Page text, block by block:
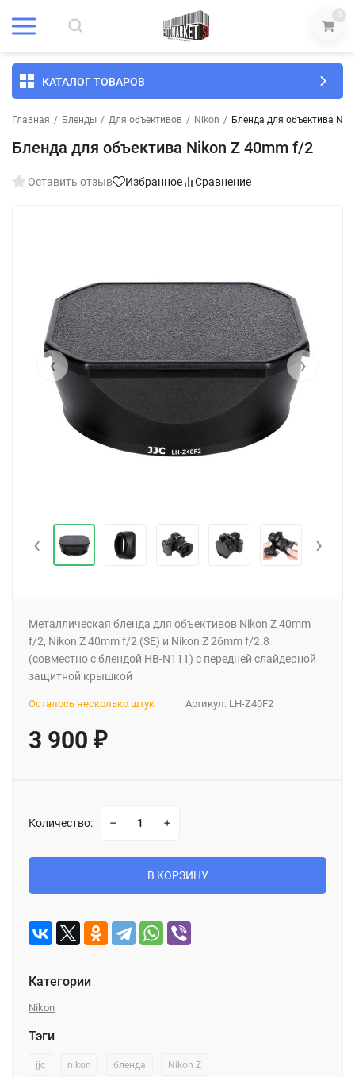
0
КАТАЛОГ ТОВАРОВ
Главная / Бленды / Для объективов / Nikon / Бленда для объектива
Бленда для объектива Nikon Z 40mm f/2
Оставить отзыв Избранное Сравнение
‹ ›
‹ ›
Металлическая бленда для объективов Nikon Z 40mm
f/2, Nikon Z 40mm f/2 (SE) и Nikon Z 26mm f/2.8
(совместно с блендой HB-N111) с передней слайдерной
защитной крышкой
Артикул: LH-Z40F2
Осталось несколько штук
3 900 ₽
Количество:
В КОРЗИНУ
Категории
Nikon
Тэги
jjc nikon бленда Nikon Z